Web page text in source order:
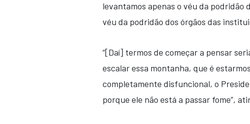
levantamos apenas o véu da podridão
véu da podridão dos órgãos das
“[Daí] termos de começar a pensar
escalar essa montanha, que é
completamente disfuncional, o
porque ele não está a passar fome”,